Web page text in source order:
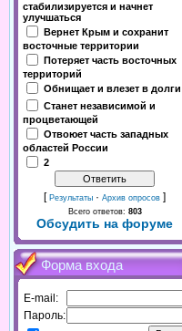
стабилизируется и начнет
улучшаться
Вернет Крым и сохранит
восточные территории
Потеряет часть восточных
территорий
Обнищает и влезет в долги
Станет независимой и
процветающей
Отвоюет часть западных
областей России
2
[ Результаты · Архив опросов ]
Всего ответов: 803
Обсудить на форуме
Форма входа
E-mail:
Пароль: